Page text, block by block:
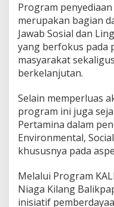
Program
merupakan bagian
Jawab Sosial dan
yang berfokus pada
masyarakat
berkelanjutan.
Selain memperluas
program ini juga
Pertamina dalam
Environmental,
khususnya pada
Melalui Program
Niaga Kilang
inisiatif